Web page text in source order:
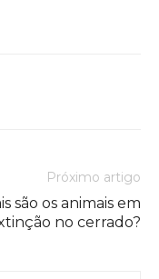
Próximo artigo
são os animais em
no cerrado?